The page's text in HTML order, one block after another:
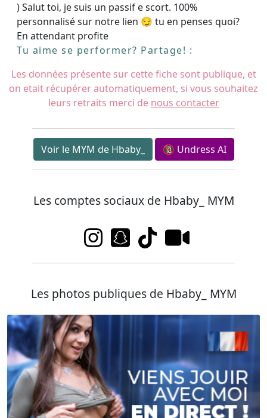
) Salut toi, je suis un passif e scort. 100%
personnalisé sur notre lien 😏 tu en penses quoi?
En attendant profite
Tu aime se performer? Partage! :
Les données présente sur cette fiche sont publique, et
on etait récupérer automatiquement, si vous souhaitez
leurs retraits merci de nous contacter
Voir le MYM de Hbaby_ 🔞 Undress AI
Les comptes sociaux de Hbaby_ MYM
Les photos publiques de Hbaby_ MYM